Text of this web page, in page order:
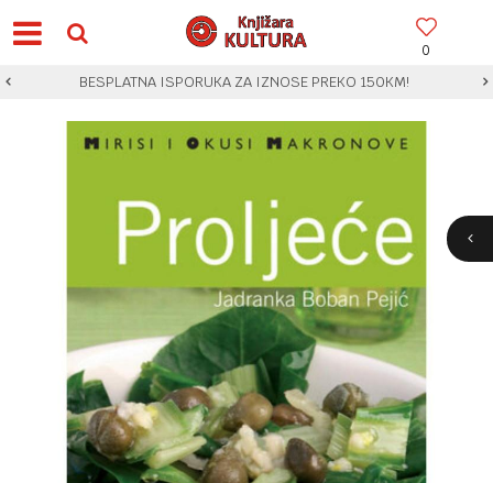
0
BESPLATNA ISPORUKA ZA IZNOSE PREKO 150KM!